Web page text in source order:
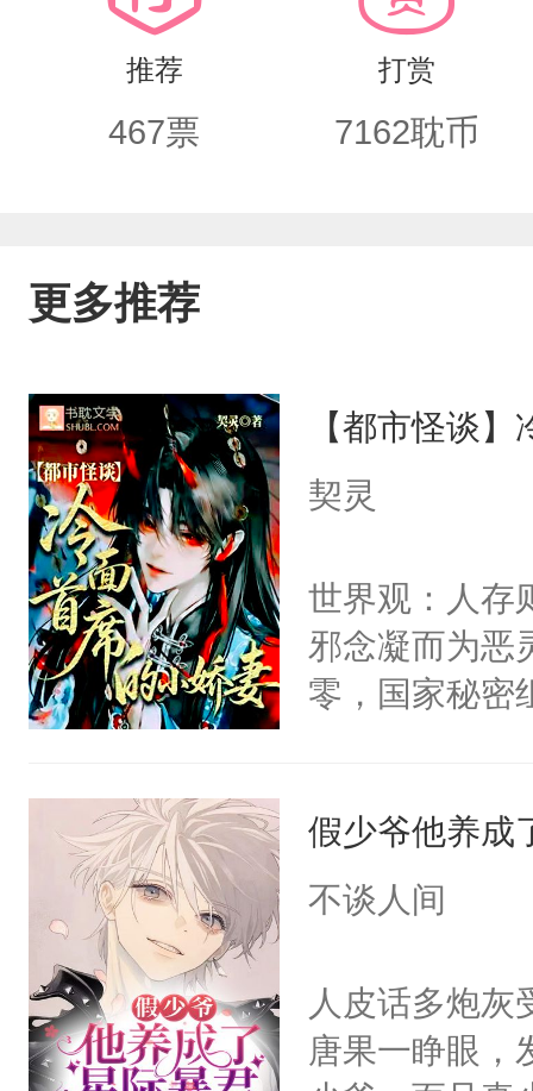
人！哪知，彼时的魔尊正醉卧美人膝
黑月光，所有人都对他爱而不得，发疯
推荐
467票
打赏
7162耽币
更多推荐
【都市怪谈
契灵
世界观：人存
邪念凝而为恶
零，国家秘密
子嗣）。盘龙
孤独成性，被
嘴硬心软、
他才发现：他
氓，本体是全
假少爷他养成
不谈人间
人皮话多炮灰
唐果一睁眼，